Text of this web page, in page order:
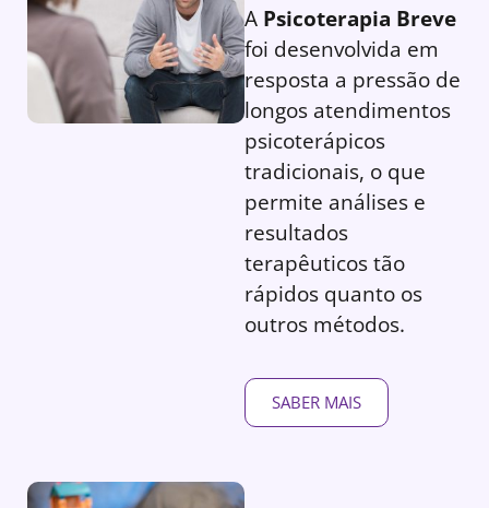
A Psicoterapia Breve
foi desenvolvida em
resposta a pressão de
longos atendimentos
psicoterápicos
tradicionais, o que
permite análises e
resultados
terapêuticos tão
rápidos quanto os
outros métodos.
SABER MAIS